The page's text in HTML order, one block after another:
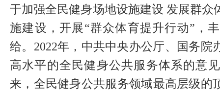
于加强全民健身场地设施建设 发展群众
施建设，开展“群众体育提升行动”，
给。2022年，中共中央办公厅、国务院
高水平的全民健身公共服务体系的意
来，全民健身公共服务领域最高层级的